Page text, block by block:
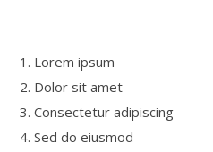
Lorem ipsum
Dolor sit amet
Consectetur adipiscing
Sed do eiusmod